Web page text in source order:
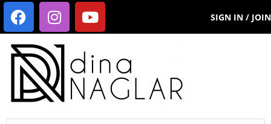
SIGN IN / JOIN